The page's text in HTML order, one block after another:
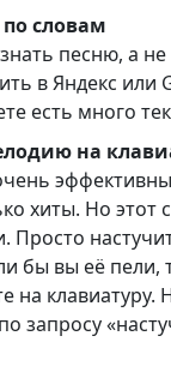
словам
песню, а
в Яндекс или
есть много
на
хиты. Но этот
Просто
бы вы её пели,
на
запросу